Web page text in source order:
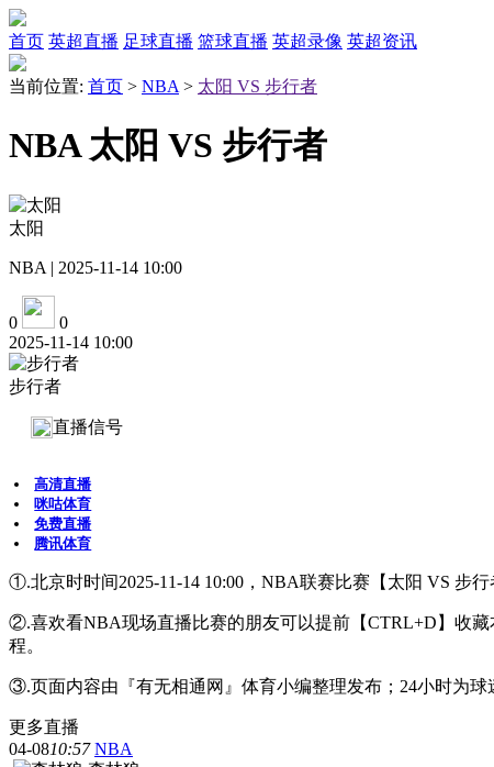
首页 英超直播 足球直播 篮球直播 英超录像 英超资讯
当前位置: 首页 > NBA > 太阳 VS 步行者
NBA 太阳 VS 步行者
太阳
NBA | 2025-11-14 10:00
0
0
2025-11-14 10:00
步行者
直播信号
高清直播
咪咕体育
免费直播
腾讯体育
①.北京时时间2025-11-14 10:00，NBA联赛比赛【太阳 VS 步行
②.喜欢看NBA现场直播比赛的朋友可以提前【CTRL+D】收
程。
③.页面内容由『有无相通网』体育小编整理发布；24小时为
更多直播
04-0810:57 NBA